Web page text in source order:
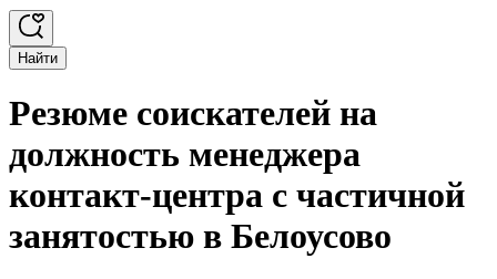
Найти
Резюме соискателей на
должность менеджера
контакт-центра с частичной
занятостью в Белоусово